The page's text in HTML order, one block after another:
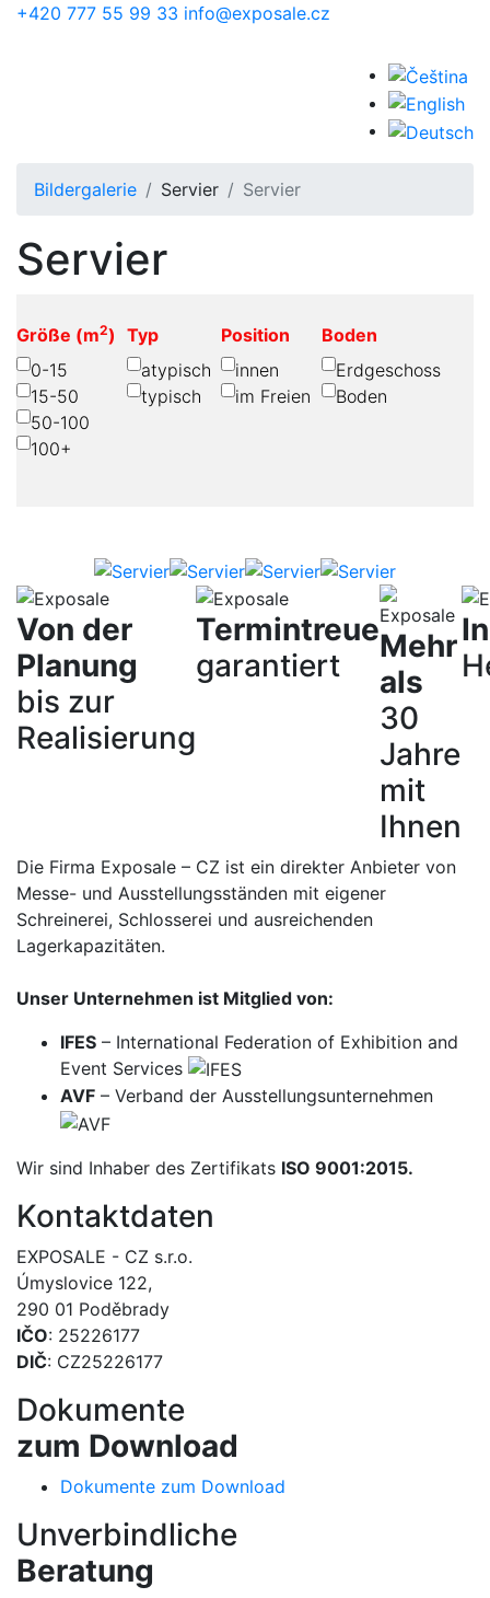
Skip to main content
+420 777 55 99 33 info@exposale.cz
Bildergalerie Servier Servier
Servier
Größe (m2)
0-15
15-50
50-100
100+
Typ
atypisch
typisch
Position
innen
im Freien
Boden
Erdgeschoss
Boden
Von der
Planung
bis zur
Realisierung
Termintreue
garantiert
Mehr
als
30
Jahre
mit
Ihnen
Die Firma Exposale – CZ ist ein direkter Anbieter von
Messe- und Ausstellungsständen mit eigener
Schreinerei, Schlosserei und ausreichenden
Lagerkapazitäten.
Unser Unternehmen ist Mitglied von:
IFES – International Federation of Exhibition and
Event Services
AVF – Verband der Ausstellungsunternehmen
Wir sind Inhaber des Zertifikats ISO 9001:2015.
Kontaktdaten
EXPOSALE - CZ s.r.o.
Úmyslovice 122,
290 01 Poděbrady
IČO: 25226177
DIČ: CZ25226177
Dokumente
zum Download
Dokumente zum Download
Unverbindliche
Beratung